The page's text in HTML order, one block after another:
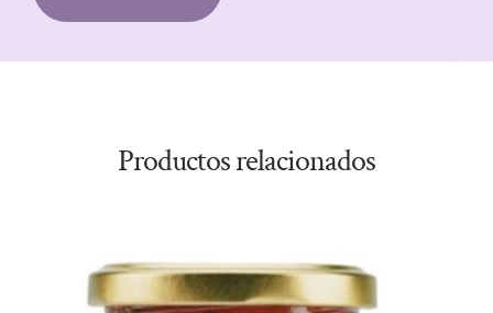
Productos relacionados